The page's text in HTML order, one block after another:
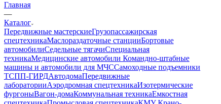
Главная
—
Каталог
Передвижные мастерскиеГрузопассажирская
спецтехникаМаслораздаточные станцииБортовые
автомобилиСедельные тягачиСпециальная
техникаМедицинские автомобили Командно-штабные
машины и автомобили для МЧССамоходные подъемники
ТСПП-ГИРДАвтодомаПередвижные
лабораторииАэродромная спецтехникаИзотермические
фургоныВагон-домаКоммунальная техникаЕмкостная